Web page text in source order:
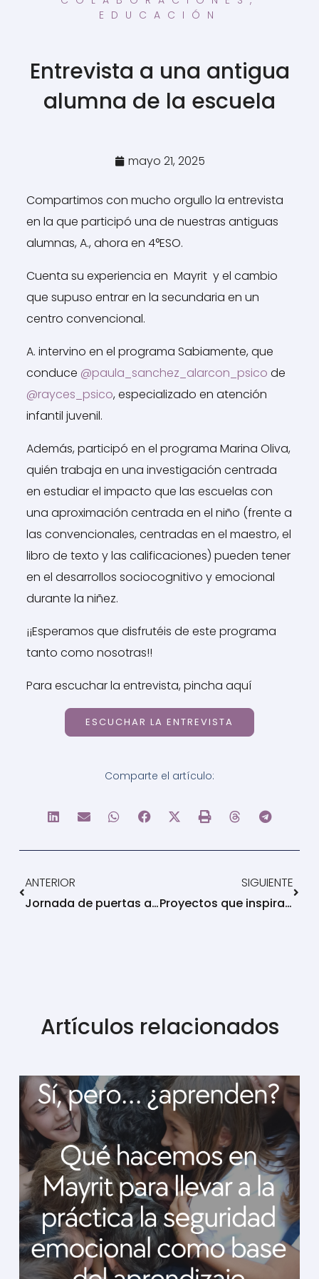
EDUCACIÓN
Entrevista a una antigua
alumna de la escuela
mayo 21, 2025
Compartimos con mucho orgullo la entrevista
en la que participó una de nuestras antiguas
alumnas, A., ahora en 4°ESO.
Cuenta su experiencia en Mayrit y el cambio
que supuso entrar en la secundaria en un
centro convencional.
A. intervino en el programa Sabiamente, que
conduce @paula_sanchez_alarcon_psico de
@rayces_psico, especializado en atención
infantil juvenil.
Además, participó en el programa Marina Oliva,
quién trabaja en una investigación centrada
en estudiar el impacto que las escuelas con
una aproximación centrada en el niño (frente a
las convencionales, centradas en el maestro, el
libro de texto y las calificaciones) pueden tener
en el desarrollos sociocognitivo y emocional
durante la niñez.
¡¡Esperamos que disfrutéis de este programa
tanto como nosotras!!
Para escuchar la entrevista, pincha aquí
ESCUCHAR LA ENTREVISTA
Comparte el artículo:
ANTERIOR
Jornada de puertas abiertas: 25 de Enero de 2025
SIGUIENTE
Proyectos que inspiran: conversaciones con quienes hacen posible otra educación. Madre Tierra Nature School
Artículos relacionados